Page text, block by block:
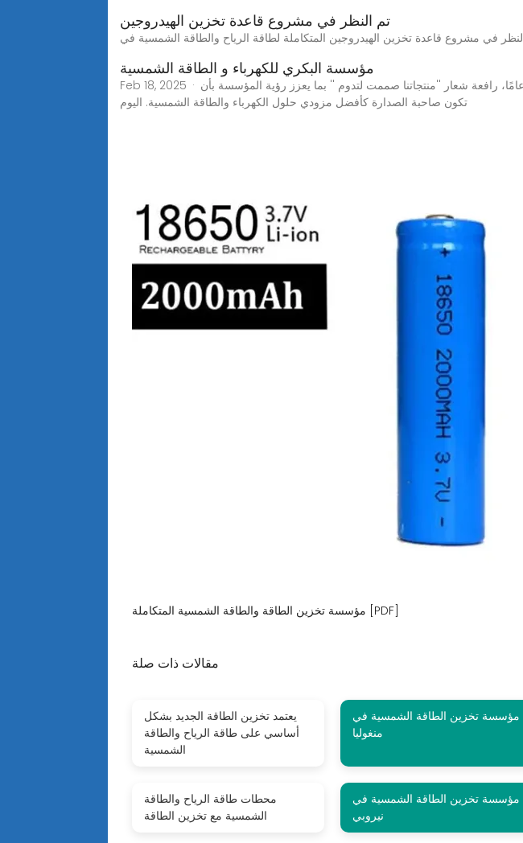
تم النظر في مشروع قاعدة تخزين الهيدروجين
مؤسسة البكري للكهرباء و الطاقة الشمسية
Feb 18, 2025 · تواصل مؤسسة البكري للكهرباء و الطاقة الشمسية، مسيرتها التي انطلقت قبل اكثر من 40 عامًا، رافعة شعار ''منتجاتنا صممت لتدوم '' بما يعزز رؤية المؤسسة بأن
تكون صاحبة الصدارة كأفضل مزودي حلول الكهرباء والطاقة الشمسية. اليوم
مؤسسة تخزين الطاقة والطاقة الشمسية المتكاملة [PDF]
مقالات ذات صلة
يعتمد تخزين الطاقة الجديد بشكل
أساسي على طاقة الرياح والطاقة
الشمسية
مؤسسة تخزين الطاقة الشمسية في
منغوليا
محطات طاقة الرياح والطاقة
الشمسية مع تخزين الطاقة
مؤسسة تخزين الطاقة الشمسية في
نيروبي